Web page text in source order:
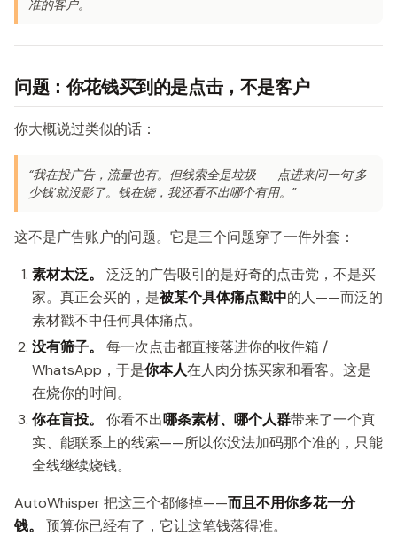
准的客户。
问题：你花钱买到的是点击，不是客户
你大概说过类似的话：
“我在投广告，流量也有。但线索全是垃圾——点进来问一句’多
少钱’就没影了。钱在烧，我还看不出哪个有用。”
这不是广告账户的问题。它是三个问题穿了一件外套：
素材太泛。
泛泛的广告吸引的是好奇的点击党，不是买
家。真正会买的，是被某个具体痛点戳中的人——而泛的
素材戳不中任何具体痛点。
没有筛子。
每一次点击都直接落进你的收件箱 /
WhatsApp，于是你本人在人肉分拣买家和看客。这是
在烧你的时间。
你在盲投。
你看不出哪条素材、哪个人群带来了一个真
实、能联系上的线索——所以你没法加码那个准的，只能
全线继续烧钱。
AutoWhisper 把这三个都修掉——而且不用你多花一分
钱。
预算你已经有了，它让这笔钱落得准。